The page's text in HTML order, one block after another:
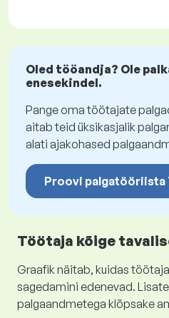
Oled tööandja? Ole
enesekindel.
Pange oma töötajate
aitab teid üksikasjalik
alati ajakohased
Proovi palgatööriista
Töötaja kõige
Graafik näitab, kuidas
sagedamini edenevad.
palgaandmetega klõpsake